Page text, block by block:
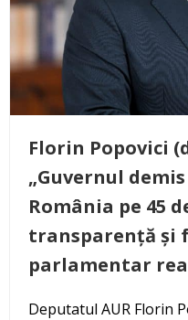
Florin Popovici
„Guvernul
România pe 45
transparență și
parlamentar
Deputatul AUR Florin